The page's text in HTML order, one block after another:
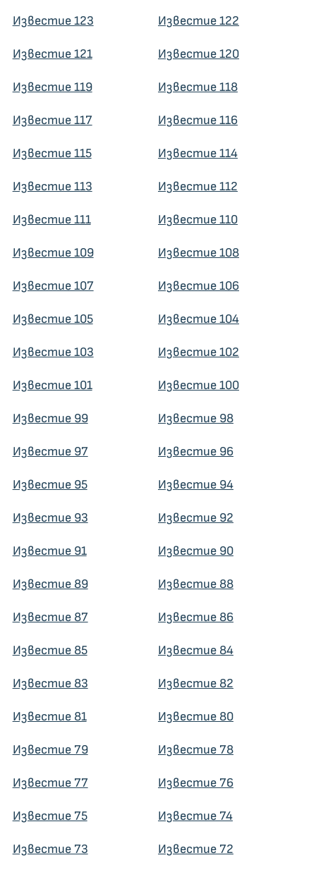
Известие 123 Известие 122
Известие 121 Известие 120
Известие 119 Известие 118
Известие 117 Известие 116
Известие 115 Известие 114
Известие 113 Известие 112
Известие 111 Известие 110
Известие 109 Известие 108
Известие 107 Известие 106
Известие 105 Известие 104
Известие 103 Известие 102
Известие 101 Известие 100
Известие 99 Известие 98
Известие 97 Известие 96
Известие 95 Известие 94
Известие 93 Известие 92
Известие 91 Известие 90
Известие 89 Известие 88
Известие 87 Известие 86
Известие 85 Известие 84
Известие 83 Известие 82
Известие 81 Известие 80
Известие 79 Известие 78
Известие 77 Известие 76
Известие 75 Известие 74
Известие 73 Известие 72